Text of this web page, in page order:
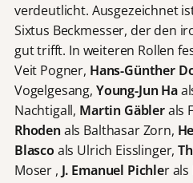
verdeutlicht. Ausgezeichnet
Sixtus Beckmesser, der den
gut trifft. In weiteren Rollen
Veit Pogner, Hans-Günther
Vogelgesang, Young-Jun Ha
Nachtigall, Martin Gäblerals
Rhodenals Balthasar Zorn,
Blasco als Ulrich Eisslinger,
Moser , J. Emanuel Pichler als